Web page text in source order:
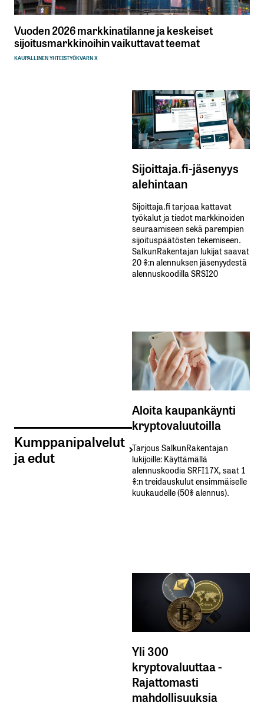
Vuoden 2026 markkinatilanne ja keskeiset
sijoitusmarkkinoihin vaikuttavat teemat
KAUPALLINEN YHTEISTYÖKVARN X
Kumppanipalvelut
ja edut
Sijoittaja.fi-jäsenyys
alehintaan
Sijoittaja.fi tarjoaa kattavat
työkalut ja tiedot markkinoiden
seuraamiseen sekä parempien
sijoituspäätösten tekemiseen.
SalkunRakentajan lukijat saavat
20 %:n alennuksen jäsenyydestä
alennuskoodilla SRSI20
Aloita kaupankäynti
kryptovaluutoilla
Tarjous SalkunRakentajan
lukijoille: Käyttämällä​ ​
alennuskoodia​ ​SRFI17X,​ ​saat​ ​1
%:n treidauskulut​ ​ensimmäiselle​ ​
kuukaudelle​ ​(50%​ ​alennus).
Yli 300
kryptovaluuttaa -
Rajattomasti
mahdollisuuksia